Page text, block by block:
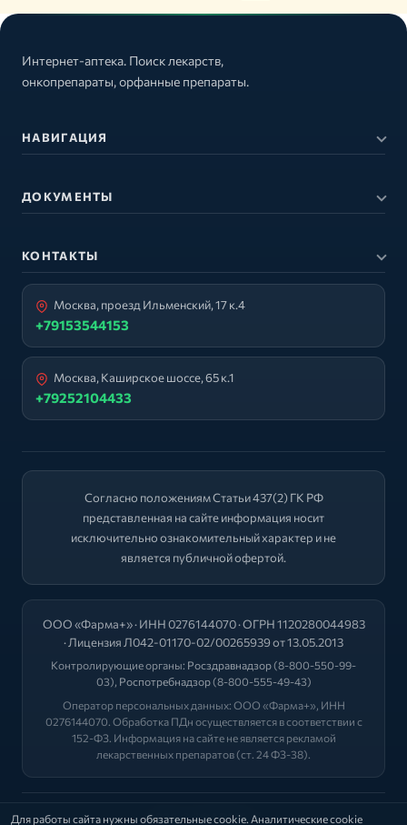
Для работы сайта нужны обязательные cookie. Аналитические cookie
Интернет-аптека. Поиск лекарств,
онкопрепараты, орфанные препараты.
НАВИГАЦИЯ
ДОКУМЕНТЫ
КОНТАКТЫ
Москва, проезд Ильменский, 17 к.4
+79153544153
Москва, Каширское шоссе, 65 к.1
+79252104433
Согласно положениям Статьи 437(2) ГК РФ
представленная на сайте информация носит
исключительно ознакомительный характер и не
является публичной офертой.
ООО «Фарма+» · ИНН 0276144070 · ОГРН 1120280044983
· Лицензия Л042-01170-02/00265939 от 13.05.2013
Контролирующие органы: Росздравнадзор(8-800-550-99-
03), Роспотребнадзор(8-800-555-49-43)
Оператор персональных данных: ООО «Фарма+», ИНН
0276144070. Обработка ПДн осуществляется в соответствии с
152-ФЗ. Информация на сайте не является рекламой
лекарственных препаратов (ст. 24 ФЗ-38).
2026 © "ФАРМА+"